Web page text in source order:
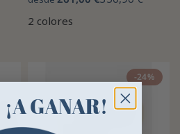
2 colores
-24%
¡A GANAR!